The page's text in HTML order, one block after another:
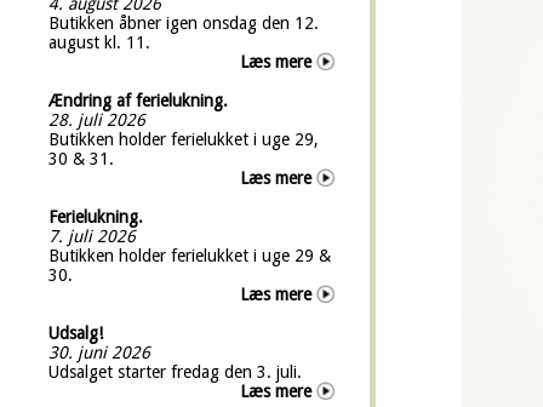
Butikken åbner igen onsdag den 12.
august kl. 11.
Læs mere
Ændring af ferielukning.
28. juli 2026
Butikken holder ferielukket i uge 29,
30 & 31.
Læs mere
Ferielukning.
7. juli 2026
Butikken holder ferielukket i uge 29 &
30.
Læs mere
Udsalg!
30. juni 2026
Udsalget starter fredag den 3. juli.
Læs mere